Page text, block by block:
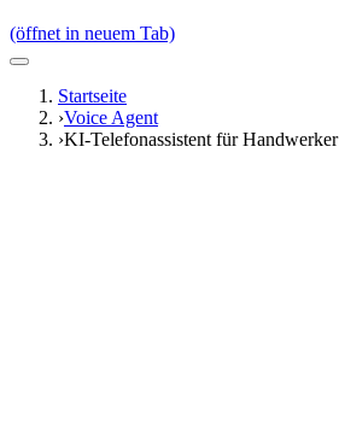
(öffnet in neuem Tab)
Startseite
›Voice Agent
›KI-Telefonassistent für Handwerker